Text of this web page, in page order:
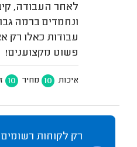
לאחר העבודה,
ונחמדים ברמה
עבודות כאלו רק
פשוט מקצוענים!
איכות 10 מחיר 10
רק לקוחות